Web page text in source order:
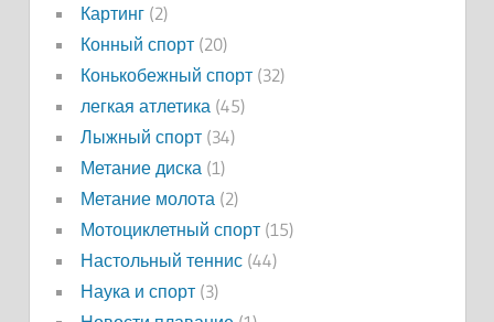
Картинг(2)
Конный спорт(20)
Конькобежный спорт(32)
легкая атлетика(45)
Лыжный спорт(34)
Метание диска(1)
Метание молота(2)
Мотоциклетный спорт(15)
Настольный теннис(44)
Наука и спорт(3)